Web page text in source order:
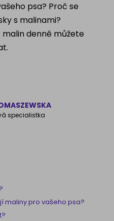
psa? Proč se
s malinami?
denně můžete
specialistka
maliny pro vašeho psa?